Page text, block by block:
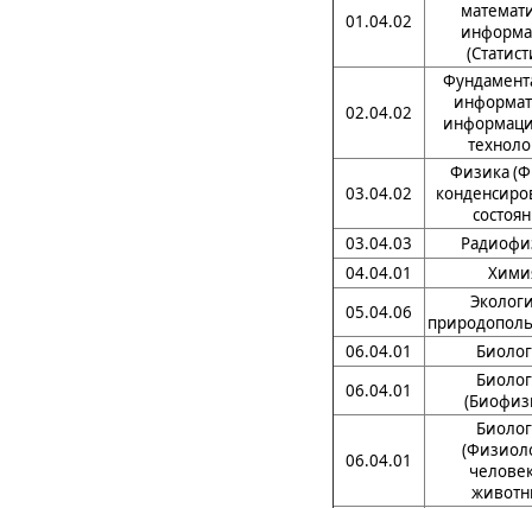
01.04.02
02.04.02
03.04.02
Физика
03.04.03
04.04.01
05.04.06
06.04.01
06.04.01
06.04.01